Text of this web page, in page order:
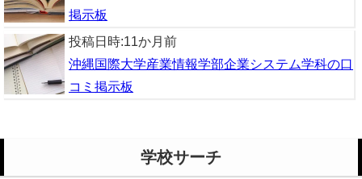
掲示板
投稿日時:11か月前
沖縄国際大学産業情報学部企業システム学科の口
コミ掲示板
学校サーチ